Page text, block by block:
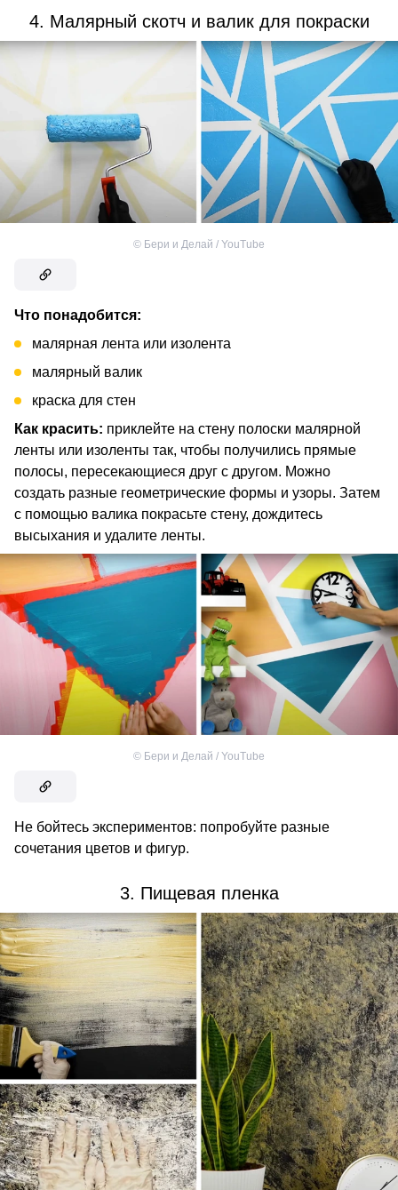
4. Малярный скотч и валик для покраски
© Бери и Делай / YouTube
Что понадобится:
малярная лента или изолента
малярный валик
краска для стен
Как красить: приклейте на стену полоски малярной
ленты или изоленты так, чтобы получились прямые
полосы, пересекающиеся друг с другом. Можно
создать разные геометрические формы и узоры. Затем
с помощью валика покрасьте стену, дождитесь
высыхания и удалите ленты.
© Бери и Делай / YouTube
Не бойтесь экспериментов: попробуйте разные
сочетания цветов и фигур.
3. Пищевая пленка